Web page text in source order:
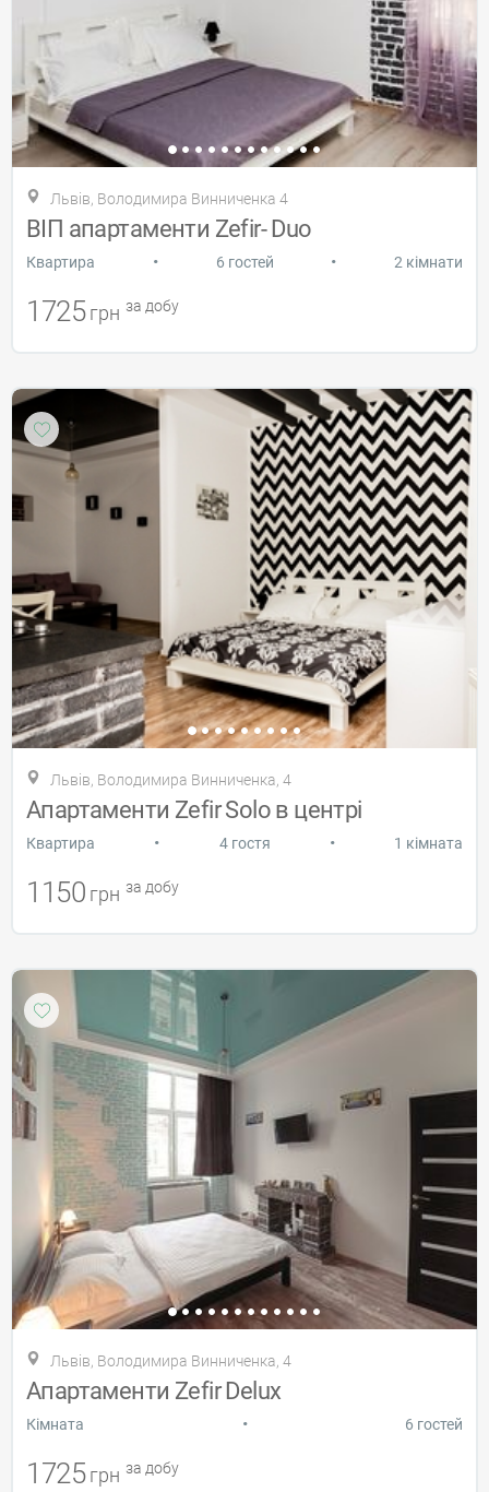
Львів, Володимира Винниченка 4
ВІП апартаменти Zefir- Duo
Квартира • 6 гостей • 2 кімнати
1725 грн за добу
Львів, Володимира Винниченка, 4
Апартаменти Zefir Solo в центрі
Квартира • 4 гостя • 1 кімната
1150 грн за добу
Львів, Володимира Винниченка, 4
Апартаменти Zefir Delux
Кiмната • 6 гостей
1725 грн за добу